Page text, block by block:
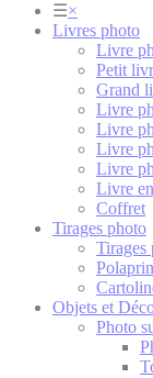
☰×
Livres photo
Livre
Petit
Grand
Livre
Livre
Livre
Livre
Livre
Coffret
Tirages photo
Tirages
Objets et
Photo